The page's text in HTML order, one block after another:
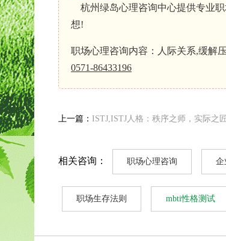
杭州绿岛心理咨询中心提供专业
想!
职场心理咨询内容：人际关系,缓解
0571-86433196
上一篇： ISTJ,ISTJ人格：秩序之师，实际之
相关咨询： 职场心理咨询 企
职场生存法则 mbti性格测试